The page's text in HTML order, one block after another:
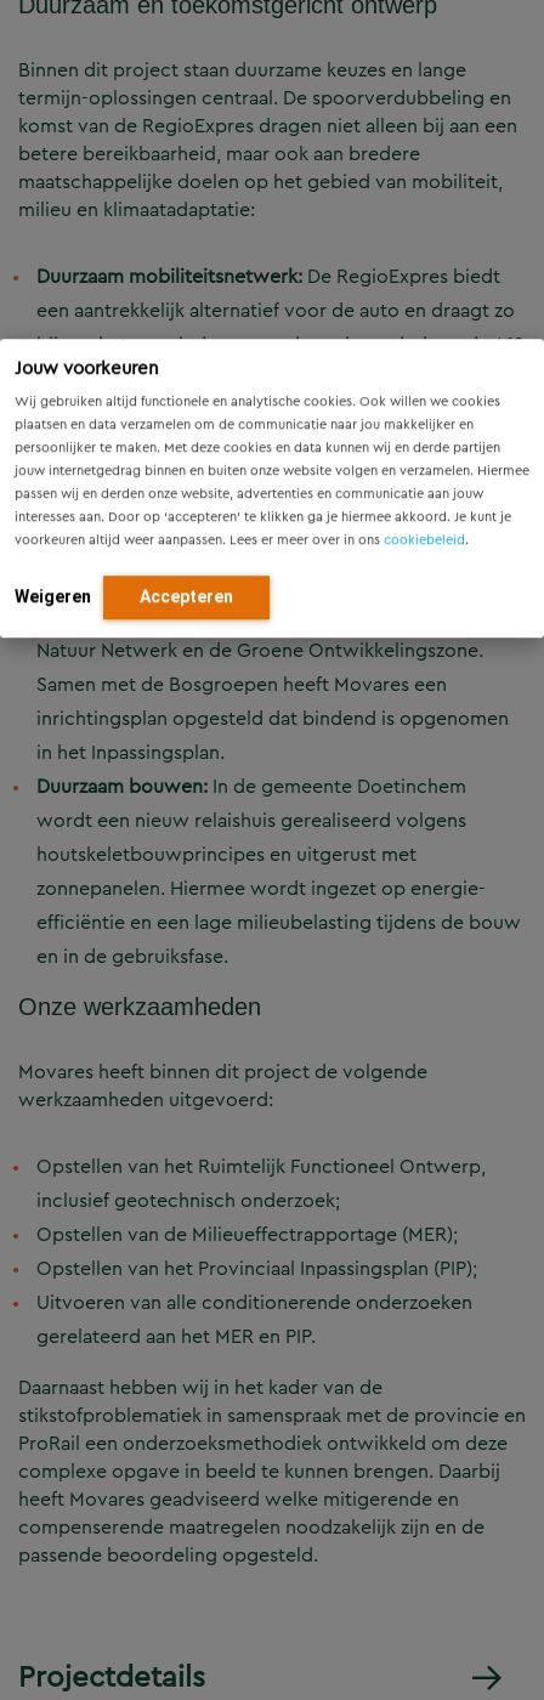
Jouw voorkeuren
Wij gebruiken altijd functionele en analytische cookies. Ook willen we cookies
plaatsen en data verzamelen om de communicatie naar jou makkelijker en
persoonlijker te maken. Met deze cookies en data kunnen wij en derde partijen
jouw internetgedrag binnen en buiten onze website volgen en verzamelen. Hiermee
passen wij en derden onze website, advertenties en communicatie aan jouw
interesses aan. Door op ‘accepteren’ te klikken ga je hiermee akkoord. Je kunt je
voorkeuren altijd weer aanpassen. Lees er meer over in ons cookiebeleid.
Weigeren Accepteren
Binnen dit project staan duurzame keuzes en lange
termijn-oplossingen centraal. De spoorverdubbeling en
komst van de RegioExpres dragen niet alleen bij aan een
betere bereikbaarheid, maar ook aan bredere
maatschappelijke doelen op het gebied van mobiliteit,
milieu en klimaatadaptatie:
Duurzaam mobiliteitsnetwerk: De RegioExpres biedt
een aantrekkelijk alternatief voor de auto en draagt zo
bij aan het verminderen van de verkeersdruk op de A12
en A18.
Waterbeheer:In overleg met ProRail en Waterschap
Rijn en IJssel is gekozen voor infiltratiegreppels in
plaats van traditionele drainage, waardoor regenwater
lokaal wordt vastgehouden en kan infiltreren.
Natuurcompensatie:Vanwege de ruimtelijke impact en
het toegenomen treinverkeer is een compensatie- en
versterkingsopgave uitgewerkt voor het Gelders
Natuur Netwerk en de Groene Ontwikkelingszone.
Samen met de Bosgroepen heeft Movares een
inrichtingsplan opgesteld dat bindend is opgenomen
in het Inpassingsplan.
Duurzaam bouwen: In de gemeente Doetinchem
wordt een nieuw relaishuis gerealiseerd volgens
houtskeletbouwprincipes en uitgerust met
zonnepanelen. Hiermee wordt ingezet op energie-
efficiëntie en een lage milieubelasting tijdens de bouw
en in de gebruiksfase.
Onze werkzaamheden
Movares heeft binnen dit project de volgende
werkzaamheden uitgevoerd:
Opstellen van het Ruimtelijk Functioneel Ontwerp,
inclusief geotechnisch onderzoek;
Opstellen van de Milieueffectrapportage (MER);
Opstellen van het Provinciaal Inpassingsplan (PIP);
Uitvoeren van alle conditionerende onderzoeken
gerelateerd aan het MER en PIP.
Daarnaast hebben wij in het kader van de
stikstofproblematiek in samenspraak met de provincie en
ProRail een onderzoeksmethodiek ontwikkeld om deze
complexe opgave in beeld te kunnen brengen. Daarbij
heeft Movares geadviseerd welke mitigerende en
compenserende maatregelen noodzakelijk zijn en de
passende beoordeling opgesteld.
Projectdetails